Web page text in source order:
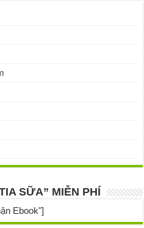
SỮA” MIỄN PHÍ
Ebook"]